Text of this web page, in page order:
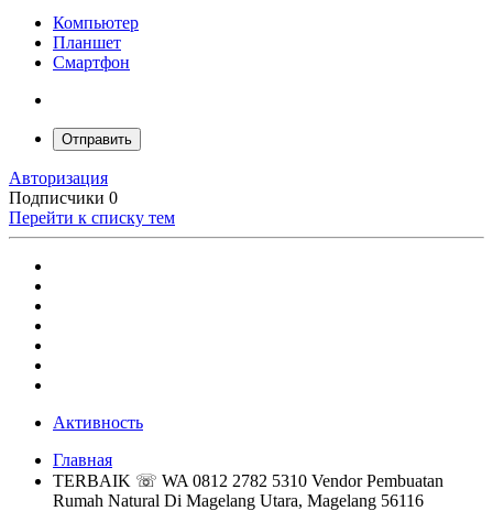
Компьютер
Планшет
Смартфон
Отправить
Авторизация
Подписчики 0
Перейти к списку тем
Активность
Главная
TERBAIK ☏ WA 0812 2782 5310 Vendor Pembuatan
Rumah Natural Di Magelang Utara, Magelang 56116